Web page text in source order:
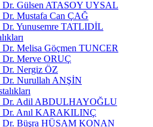
Dr. Gülsen ATASOY UYSAL
Dr. Mustafa Can ÇAĞ
Dr. Yunusemre TATLIDİL
Dr. Melisa Göçmen TUNCER
Dr. Merve ORUÇ
Dr. Nergiz ÖZ
Dr. Nurullah ANŞİN
Dr. Adil ABDULHAYOĞLU
Dr. Anıl KARAKILINÇ
Dr. Büşra HÜSAM KONAN